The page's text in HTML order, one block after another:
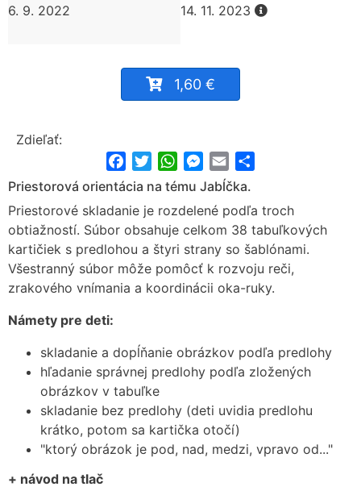
6. 9. 2022
14. 11. 2023
1,60 €
Zdieľať:
FacebookTwitterWhatsApp
Messenger
Email
Priestorová orientácia na tému Jabĺčka.
Priestorové skladanie je rozdelené podľa troch
obtiažností. Súbor obsahuje celkom 38 tabuľkových
kartičiek s predlohou a štyri strany so šablónami.
Všestranný súbor môže pomôcť k rozvoju reči,
zrakového vnímania a koordinácii oka-ruky.
Námety pre deti:
skladanie a dopĺňanie obrázkov podľa predlohy
hľadanie správnej predlohy podľa zložených
obrázkov v tabuľke
skladanie bez predlohy (deti uvidia predlohu
krátko, potom sa kartička otočí)
"ktorý obrázok je pod, nad, medzi, vpravo od..."
+ návod na tlač